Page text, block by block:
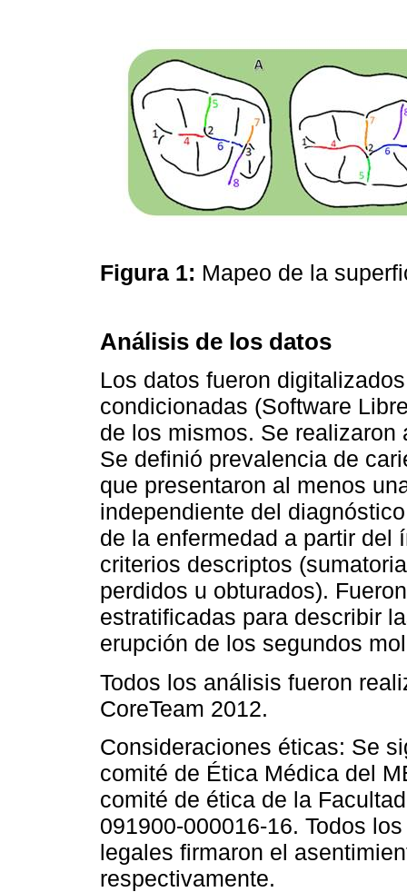
Figura 1: Mapeo de la
Análisis de los datos
Los datos fueron
condicionadas (Software
de los mismos. Se
Se definió prevalencia de
que presentaron al menos
independiente del
de la enfermedad a partir del
criterios descriptos
perdidos u obturados).
estratificadas para describir
erupción de los segundos
Todos los análisis fueron
CoreTeam 2012.
Consideraciones éticas: Se
comité de Ética Médica del
comité de ética de la
091900-000016-16. Todos
legales firmaron el
respectivamente.